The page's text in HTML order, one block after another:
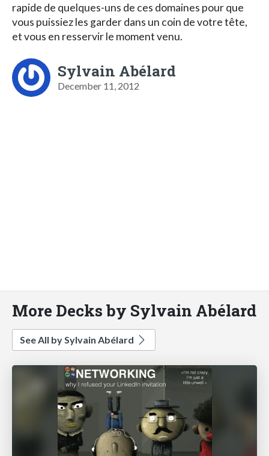
rapide de quelques-uns de ces domaines pour que
vous puissiez les garder dans un coin de votre tête,
et vous en resservir le moment venu.
Sylvain Abélard
December 11, 2012
More Decks by Sylvain Abélard
See All by Sylvain Abélard